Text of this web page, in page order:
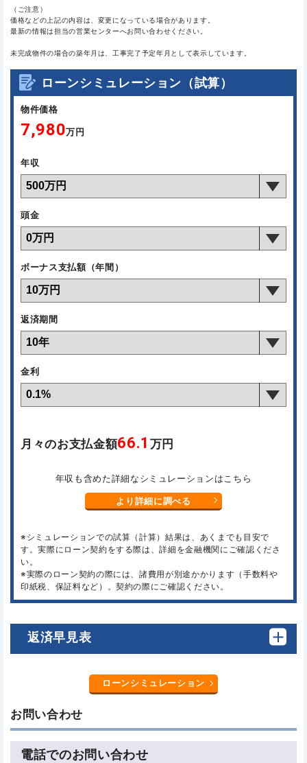
（ご注意）
価格などの上記の内容は、変更になっている場合があります。
最新の情報は担当の営業センターへお問い合わせください。
未完成物件の場合の築年月は、工事完了予定年月として表示しています。
ローンシミュレーション（試算）
物件価格
7,980万円
年収
頭金
ボーナス支払額（年間）
返済期間
金利
月々のお支払金額66.1 万円
年収も含めた詳細なシミュレーションはこちら
より詳細に調べる
※シミュレーションでの試算（計算）結果は、あくまでも目安で
す。実際にローン契約をする際は、詳細を金融機関にご確認くださ
い。
※実際のローン契約の際には、諸費用が別途かかります（手数料や
印紙税、保証料など）。契約の際にご確認ください。
返済早見表
ローンシミュレーション
お問い合わせ
電話でのお問い合わせ